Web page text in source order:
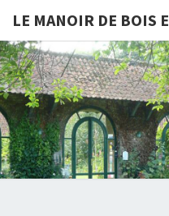
LE MANOIR DE BOIS